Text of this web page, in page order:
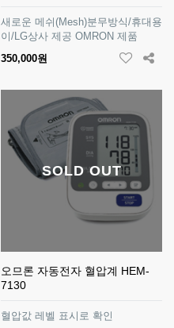
새로운 메쉬(Mesh)분무방식/휴대용
이/LG상사 제공 OMRON 제품
350,000원
SOLD OUT
오므론 자동전자 혈압계 HEM-
7130
혈압값 레벨 표시로 확인